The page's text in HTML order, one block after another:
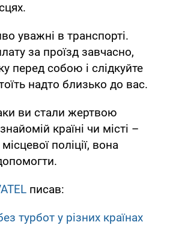
уважні в транспорті.
за проїзд завчасно,
перед собою і слідкуйте
надто близько до вас.
ви стали жертвою
країні чи місті –
поліції, вона
писав:
турбот у різних країнах